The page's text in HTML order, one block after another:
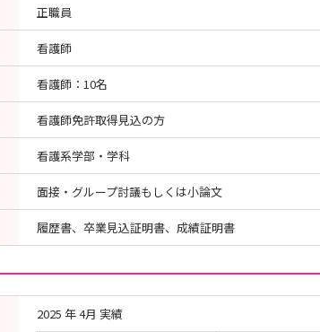
正職員
看護師
看護師：10名
看護師免許取得見込の方
看護系学部・学科
面接・グループ討議もしくは小論文
履歴書、卒業見込証明書、成績証明書
2025 年 4月 実績